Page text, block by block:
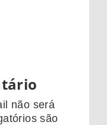
não será
são